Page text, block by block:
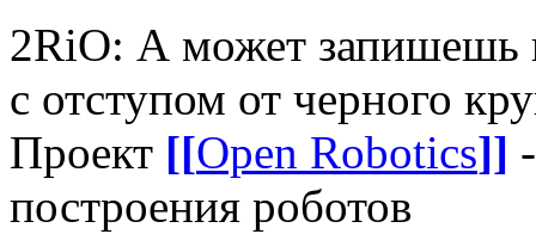
2RiO: А может запишешь
с отступом от черного
Проект [[Open Robotics]]
построения роботов